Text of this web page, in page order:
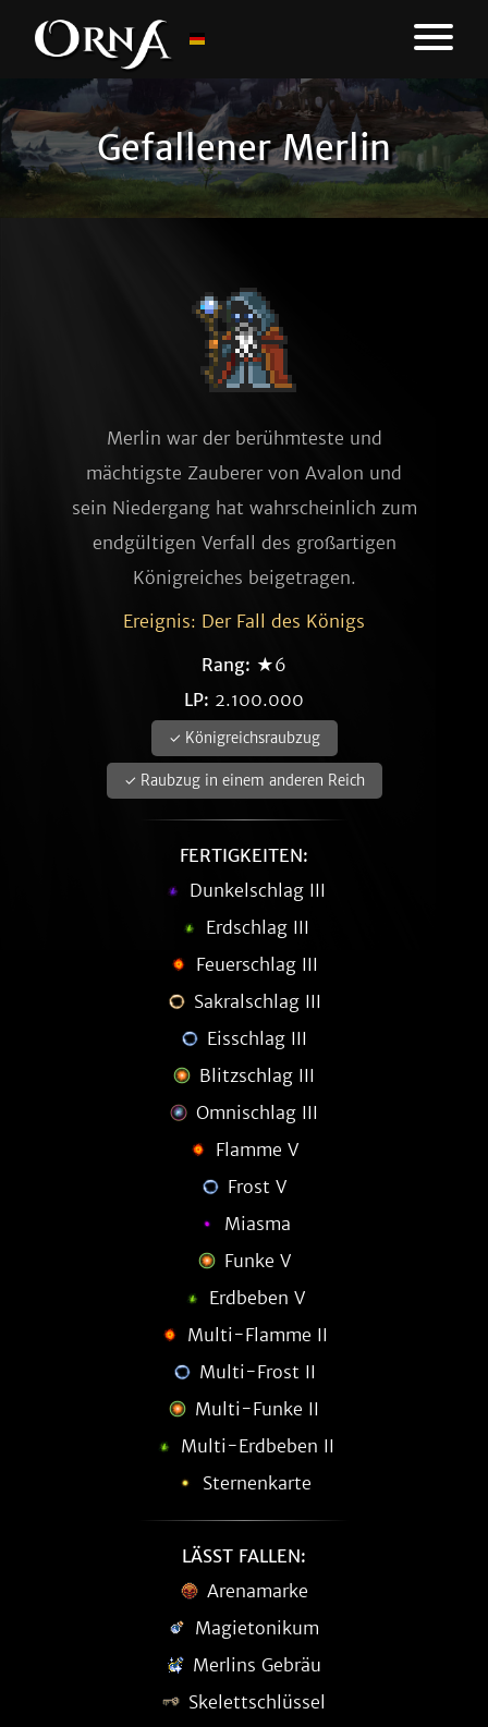
Gefallener Merlin
Merlin war der berühmteste und
mächtigste Zauberer von Avalon und
sein Niedergang hat wahrscheinlich zum
endgültigen Verfall des großartigen
Königreiches beigetragen.
Ereignis: Der Fall des Königs
Rang: ★6
LP: 2.100.000
✓ Königreichsraubzug
✓ Raubzug in einem anderen Reich
FERTIGKEITEN:
Dunkelschlag III
Erdschlag III
Feuerschlag III
Sakralschlag III
Eisschlag III
Blitzschlag III
Omnischlag III
Flamme V
Frost V
Miasma
Funke V
Erdbeben V
Multi-Flamme II
Multi-Frost II
Multi-Funke II
Multi-Erdbeben II
Sternenkarte
LÄSST FALLEN:
Arenamarke
Magietonikum
Merlins Gebräu
Skelettschlüssel